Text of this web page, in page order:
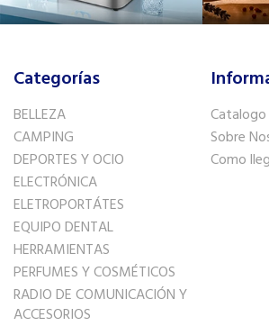
Categorías
BELLEZA
CAMPING
DEPORTES Y OCIO
ELECTRÓNICA
ELETROPORTÁTES
EQUIPO DENTAL
HERRAMIENTAS
PERFUMES Y COSMÉTICOS
RADIO DE COMUNICACIÓN Y
ACCESORIOS
Sobre
Como